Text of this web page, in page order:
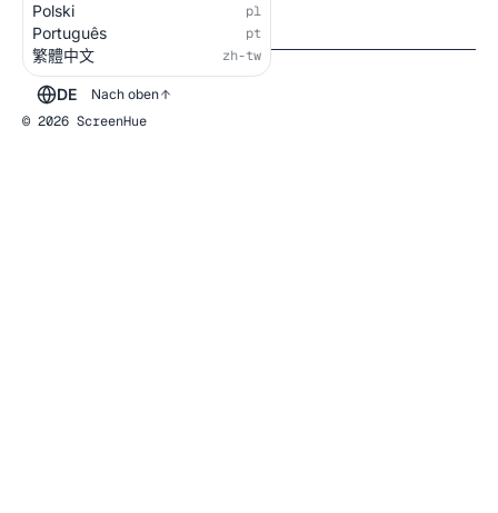
© 2026 ScreenHue
DE
Polski pl
Português pt
繁體中文 zh-tw
Nach oben